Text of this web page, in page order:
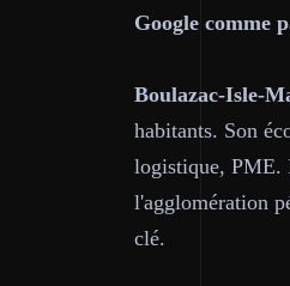
Google comme
Boulazac-Isle-
habitants. Son
logistique, PME.
l'agglomération
clé.